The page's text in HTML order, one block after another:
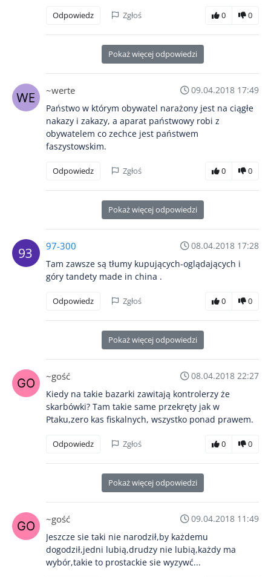
Odpowiedz Zgłoś 0 0
Pokaż więcej odpowiedzi
~werte
09.04.2018 17:49
Państwo w którym obywatel narażony jest na ciągłe
nakazy i zakazy, a aparat państwowy robi z
obywatelem co zechce jest państwem
faszystowskim.
Odpowiedz Zgłoś 0 0
Pokaż więcej odpowiedzi
97-300
08.04.2018 17:28
Tam zawsze są tłumy kupujących-oglądających i
góry tandety made in china .
Odpowiedz Zgłoś 0 0
Pokaż więcej odpowiedzi
~gość
08.04.2018 22:27
Kiedy na takie bazarki zawitają kontrolerzy że
skarbówki? Tam takie same przekręty jak w
Ptaku,zero kas fiskalnych, wszystko ponad prawem.
Odpowiedz Zgłoś 0 0
Pokaż więcej odpowiedzi
~gość
09.04.2018 11:49
Jeszcze sie taki nie narodził,by każdemu
dogodził,jedni lubią,drudzy nie lubią,każdy ma
wybór,takie to prostackie sie wyzywć...